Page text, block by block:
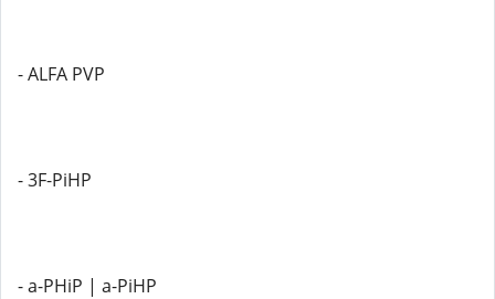
- ALFA PVP
- 3F-PiHP
- a-PHiP | a-PiHP